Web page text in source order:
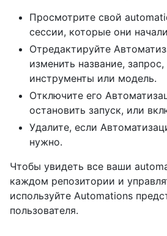
Просмотрите свой
сессии, которые они
Отредактируйте
изменить название, запрос,
инструменты или модель.
Отключите его
остановить запуск, или
Удалите, если
нужно.
Чтобы увидеть все ваши
каждом репозитории и
используйте Automations
пользователя.